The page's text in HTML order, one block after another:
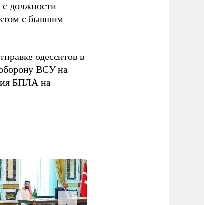
с должности
с бывшим
одесситов в
ВСУ на
БПЛА на